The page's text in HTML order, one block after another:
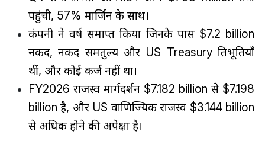
पहुंची, 57% मार्जिन के साथ।
कंपनी ने वर्ष समाप्त किया जिनके पास $7.2 billion
नकद, नकद समतुल्य और US Treasury प्रतिभूतियाँ
थीं, और कोई कर्ज नहीं था।
FY2026 राजस्व मार्गदर्शन $7.182 billion से $7.198
billion है, और US वाणिज्यिक राजस्व $3.144 billion
से अधिक होने की अपेक्षा है।